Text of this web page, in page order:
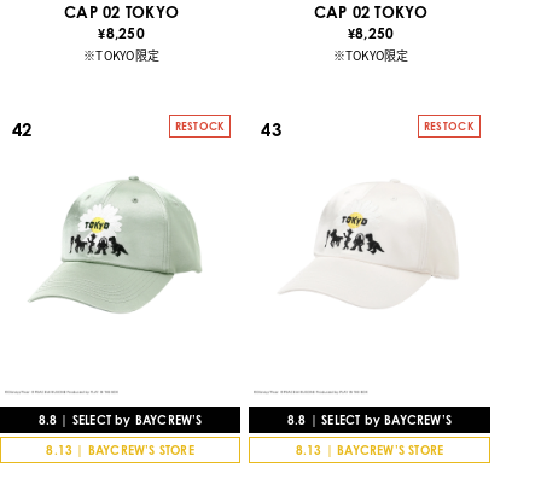
CAP 02 TOKYO
¥8,250
※TOKYO限定
CAP 02 TOKYO
¥8,250
※TOKYO限定
42 RESTOCK
8.8 | SELECT by BAYCREW’S
8.13 | BAYCREW’S STORE
43 RESTOCK
8.8 | SELECT by BAYCREW’S
8.13 | BAYCREW’S STORE